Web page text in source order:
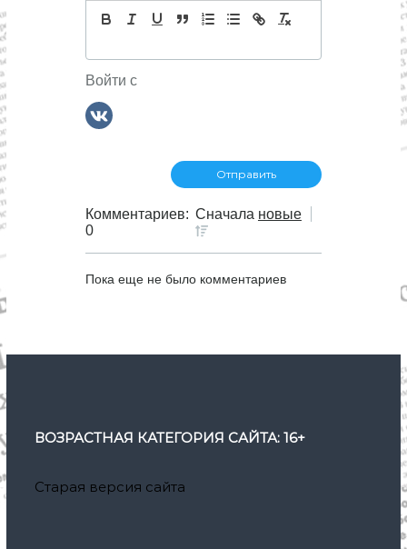
Войти с
Комментариев:
0
Сначала новые
Пока еще не было комментариев
ВОЗРАСТНАЯ КАТЕГОРИЯ САЙТА: 16+
Старая версия сайта